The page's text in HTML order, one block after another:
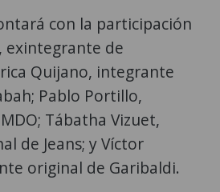
con la participación
exintegrante de
Quijano, integrante
Pablo Portillo,
Tábatha Vizuet,
de Jeans; y Víctor
original de Garibaldi.